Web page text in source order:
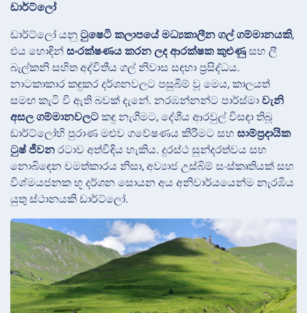
ඩාර්ට්ලෝ
ඩාර්ට්ලෝ යනු ටුෂෙටි කලාපයේ මධ්‍යකාලීන ගල් ගම්මානයකි,
එය හොඳින් සංරක්ෂණය කරන ලද ආරක්ෂක කුළුණු සහ ලී
බැල්කනි සහිත අද්විතීය ගල් නිවාස සඳහා ප්‍රසිද්ධය.
නාටකාකාර කඳුකර දර්ශනවලට පසුබිම් වූ මෙය, කාලයත්
සමඟ කැටි වී ඇති බවක් දැනේ. නරඹන්නන්ට පාර්ස්මා වැනි
අසල ගම්මානවලට කඳු නැගීමට, දේශීය ආරවුල් විසඳා තිබූ
ඩාර්ට්ලෝහි පුරාණ මළුව ගවේෂණය කිරීමට සහ සාම්ප්‍රදායික
ටුෂ් ජීවන රටාව අත්විඳිය හැකිය. දුරස්ථ සුන්දරත්වය සහ
නොබිඳෙන චමත්කාරය නිසා, අව්‍යාජ උස්බිම් සංස්කෘතියක් සහ
විශ්මයජනක භූ දර්ශන සොයන අය අනිවාර්යයෙන්ම නැරඹිය
යුතු ස්ථානයකි ඩාර්ට්ලෝ.